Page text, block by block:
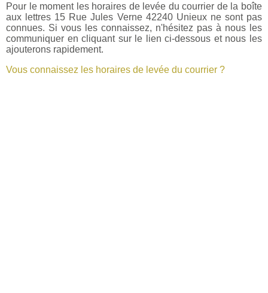
Pour le moment les horaires de levée du courrier de la boîte
aux lettres 15 Rue Jules Verne 42240 Unieux ne sont pas
connues. Si vous les connaissez, n'hésitez pas à nous les
communiquer en cliquant sur le lien ci-dessous et nous les
ajouterons rapidement.
Vous connaissez les horaires de levée du courrier ?